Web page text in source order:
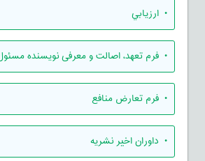
• ارزيابي
• فرم تعهد، اصالت و معرفی نویسنده مسئول
• فرم تعارض منافع
• داوران اخیر نشریه